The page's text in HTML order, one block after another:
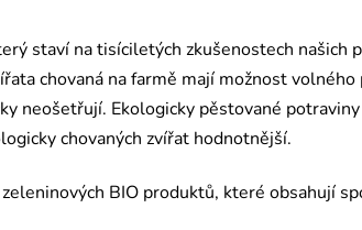
staví na tisíciletých zkušenostech našich
chovaná na farmě mají možnost
neošetřují. Ekologicky pěstované
chovaných zvířat hodnotnější.
BIO produktů, které obsahují